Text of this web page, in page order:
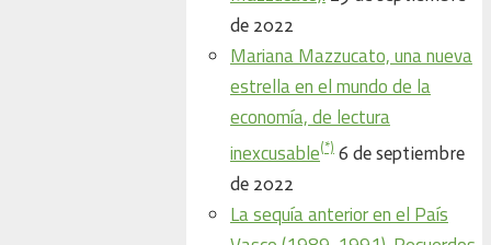
de 2022
Mariana Mazzucato, una nueva
estrella en el mundo de la
economía, de lectura
inexcusable(*) 6 de septiembre
de 2022
La sequía anterior en el País